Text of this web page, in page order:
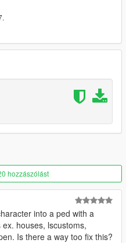
& Works as Pedestrian
Optimized)
to Platinum Games &
by alex189
hozzászólást
into a ped with a
houses, lscustoms,
Is there a way too fix this?